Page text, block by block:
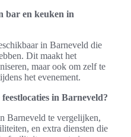
bar en keuken in
in Barneveld die
Dit maakt het
maar ook om zelf te
het evenement.
in Barneveld?
Barneveld te vergelijken,
en extra diensten die